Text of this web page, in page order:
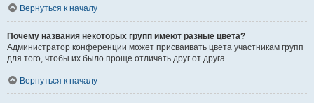
Вернуться к началу
Почему названия некоторых групп имеют разные цвета?
Администратор конференции может присваивать цвета участникам групп
для того, чтобы их было проще отличать друг от друга.
Вернуться к началу